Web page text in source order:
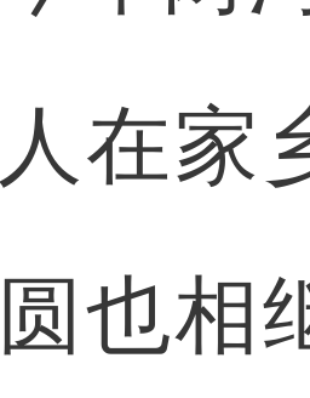
在家
也相